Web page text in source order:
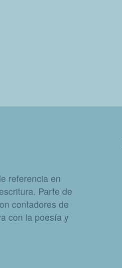
referencia en
Parte de
contadores de
con la poesía y